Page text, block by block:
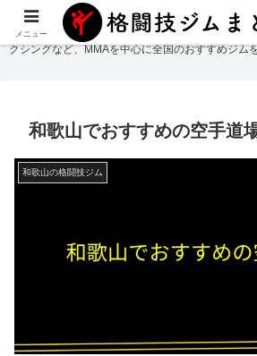
格闘技ジムまとめ
では総合格闘技・柔術・レスリ
クシングなど、MMAを中心に全国のおすすめジム
和歌山でおすすめの空手道
和歌山の格闘技ジム
メニュー